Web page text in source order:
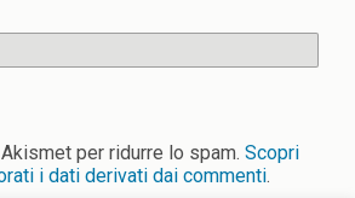
per ridurre lo spam. Scopri
i dati derivati dai commenti.